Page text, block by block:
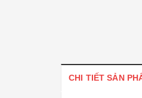
CHI TIẾT SẢN